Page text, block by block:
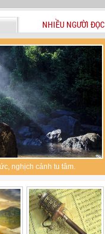
NHIỀU NGƯỜI ĐỌC
nghịch cảnh tu tâm.